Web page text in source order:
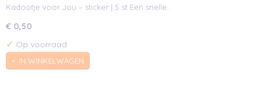
Kadootje voor Jou – sticker | 5 st Een snelle…
€ 0,50
✓ Op voorraad
IN WINKELWAGEN